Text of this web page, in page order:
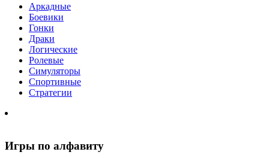
Аркадные
Боевики
Гонки
Драки
Логические
Ролевые
Симуляторы
Спортивные
Стратегии
Игры по алфавиту